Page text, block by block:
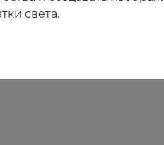
света.